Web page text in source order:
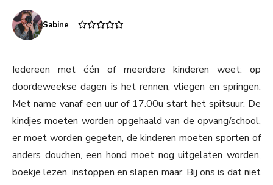
Sabine
Iedereen met één of meerdere kinderen weet: op
doordeweekse dagen is het rennen, vliegen en springen.
Met name vanaf een uur of 17.00u start het spitsuur. De
kindjes moeten worden opgehaald van de opvang/school,
er moet worden gegeten, de kinderen moeten sporten of
anders douchen, een hond moet nog uitgelaten worden,
boekje lezen, instoppen en slapen maar. Bij ons is dat niet